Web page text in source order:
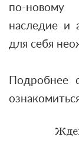
по-новому
наследие и
для себя
Подробнее